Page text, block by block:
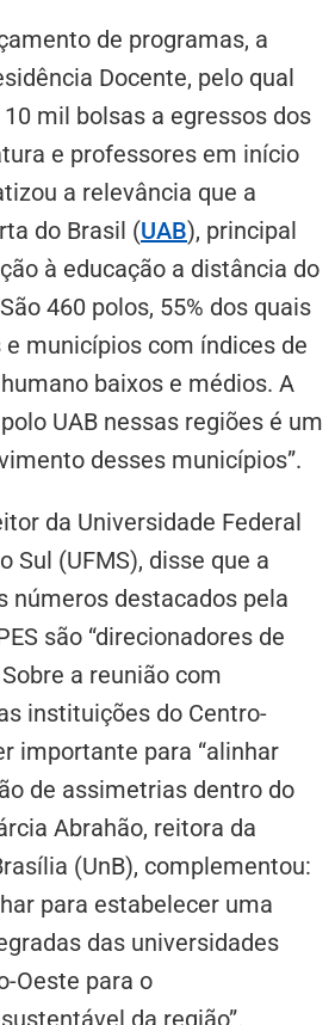
de programas, a
Docente, pelo qual
mil bolsas a egressos dos
e professores em início
a relevância que a
do Brasil (UAB), principal
à educação a distância do
460 polos, 55% dos quais
municípios com índices de
baixos e médios. A
UAB nessas regiões é um
desses municípios”.
da Universidade Federal
Sul (UFMS), disse que a
números destacados pela
são “direcionadores de
a reunião com
instituições do Centro-
importante para “alinhar
de assimetrias dentro do
Abrahão, reitora da
(UnB), complementou:
para estabelecer uma
das universidades
Oeste para o
da região”.